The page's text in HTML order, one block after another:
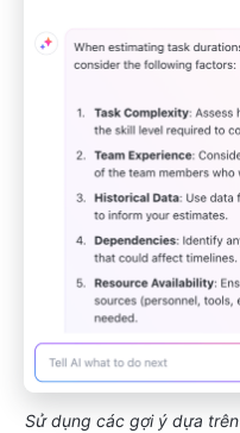
Sử dụng các gợi ý dựa